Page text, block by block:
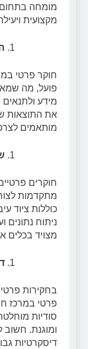
מומחה בתחום
מקצועית
חוקר פרטי
פועל, מה
מידע
את התוצאות
מותאמים
חוקרים
מתקדמות
כוללות ציוד
ניתוח נתונים
מצויד בכלים
בחקירות
פרטי במרכז
סודיות
ומוגנת.
דיסקרטיות